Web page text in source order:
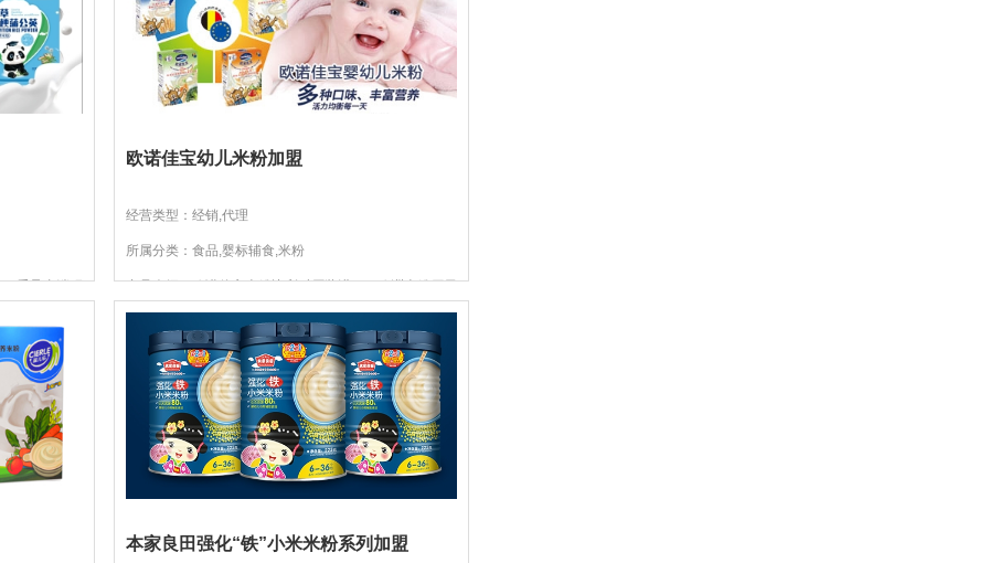
秉承尖端研
欧诺佳宝幼儿米粉加盟
经营类型：经销,代理
所属分类：食品,婴标辅食,米粉
产品介绍：欧诺佳宝米粉比利时原装进口，欧洲米粉厂贝
物米粉，小分子糖带有天然...
本家良田强化“铁”小米米粉系列加盟